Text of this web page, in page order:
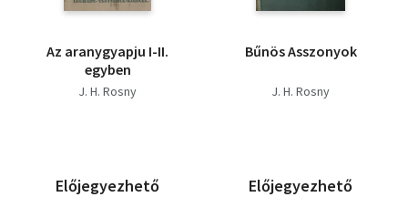
Az aranygyapju I-II.
egyben
J. H. Rosny
Előjegyezhető
Bűnös Asszonyok
J. H. Rosny
Előjegyezhető